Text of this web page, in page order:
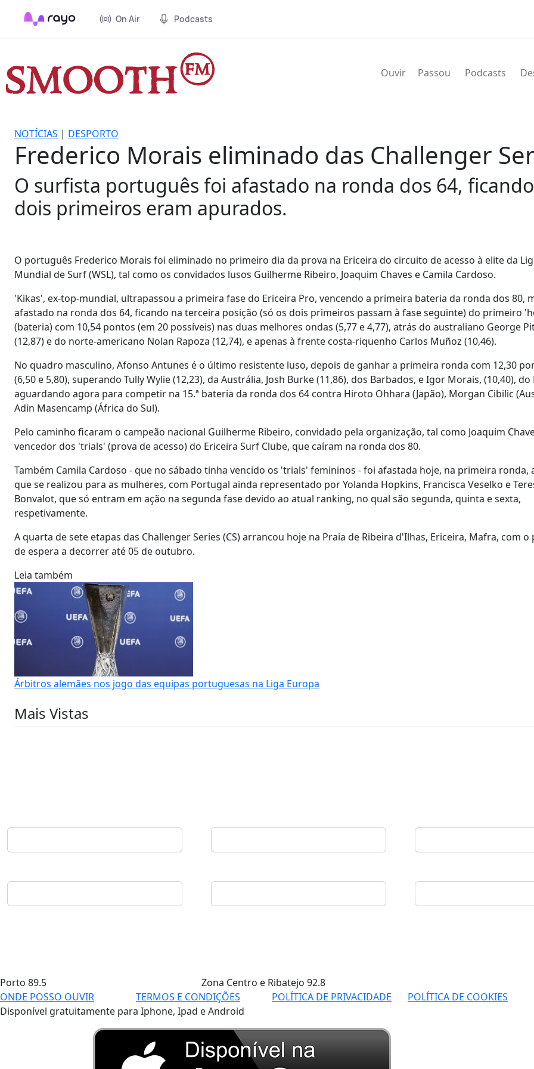
On Air Podcasts
Ouvir Passou Podcasts
NOTÍCIAS | DESPORTO
Frederico Morais eliminado das Challenger
O surfista português foi afastado na ronda dos 64,
dois primeiros eram apurados.
O português Frederico Morais foi eliminado no primeiro dia da prova na Ericeira do circuito de acesso à elite da
Mundial de Surf (WSL), tal como os convidados lusos Guilherme Ribeiro, Joaquim Chaves e Camila Cardoso.
'Kikas', ex-top-mundial, ultrapassou a primeira fase do Ericeira Pro, vencendo a primeira bateria da ronda dos 80,
afastado na ronda dos 64, ficando na terceira posição (só os dois primeiros passam à fase seguinte) do primeiro
(bateria) com 10,54 pontos (em 20 possíveis) nas duas melhores ondas (5,77 e 4,77), atrás do australiano George
(12,87) e do norte-americano Nolan Rapoza (12,74), e apenas à frente costa-riquenho Carlos Muñoz (10,46).
No quadro masculino, Afonso Antunes é o último resistente luso, depois de ganhar a primeira ronda com 12,30
(6,50 e 5,80), superando Tully Wylie (12,23), da Austrália, Josh Burke (11,86), dos Barbados, e Igor Morais, (10,40), do
aguardando agora para competir na 15.ª bateria da ronda dos 64 contra Hiroto Ohhara (Japão), Morgan Cibilic
Adin Masencamp (África do Sul).
Pelo caminho ficaram o campeão nacional Guilherme Ribeiro, convidado pela organização, tal como Joaquim
vencedor dos 'trials' (prova de acesso) do Ericeira Surf Clube, que caíram na ronda dos 80.
Também Camila Cardoso - que no sábado tinha vencido os 'trials' femininos - foi afastada hoje, na primeira ronda,
que se realizou para as mulheres, com Portugal ainda representado por Yolanda Hopkins, Francisca Veselko e
Bonvalot, que só entram em ação na segunda fase devido ao atual ranking, no qual são segunda, quinta e sexta,
respetivamente.
A quarta de sete etapas das Challenger Series (CS) arrancou hoje na Praia de Ribeira d'Ilhas, Ericeira, Mafra, com o
de espera a decorrer até 05 de outubro.
Leia também
Árbitros alemães nos jogo das equipas portuguesas na Liga Europa
Mais Vistas
Porto 89.5 Zona Centro e Ribatejo 92.8
ONDE POSSO OUVIR
TERMOS E CONDIÇÕES POLÍTICA DE PRIVACIDADE POLÍTICA DE COOKIES
Disponível gratuitamente para Iphone, Ipad e Android